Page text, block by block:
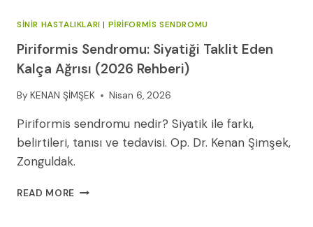
SINIR HASTALIKLARI | PIRIFORMIS SENDROMU
Piriformis Sendromu: Siyatiği Taklit Eden
Kalça Ağrısı (2026 Rehberi)
By KENAN ŞİMŞEK Nisan 6, 2026
Piriformis sendromu nedir? Siyatik ile farkı,
belirtileri, tanısı ve tedavisi. Op. Dr. Kenan Şimşek,
Zonguldak.
READ MORE PIRIFORMIS